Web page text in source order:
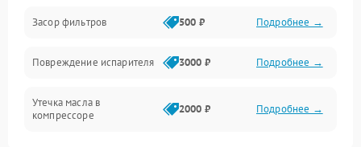
Засор фильтров 500 ₽ Подробнее →
Повреждение испарителя 3000 ₽ Подробнее →
Утечка масла в
компрессоре
2000 ₽ Подробнее →